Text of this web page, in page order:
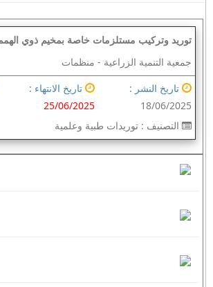
توريد وتركيب مستلزمات خاصة بمخيم ذوي الهمم
جمعية التنمية الزراعية-منظمات
تاريخ النشر :
18/06/2025
تاريخ الانتهاء :
25/06/2025
التصنيف : توريدات طبية وعلمية